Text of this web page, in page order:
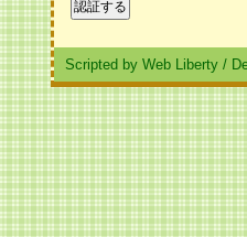
Scripted by Web Liberty /